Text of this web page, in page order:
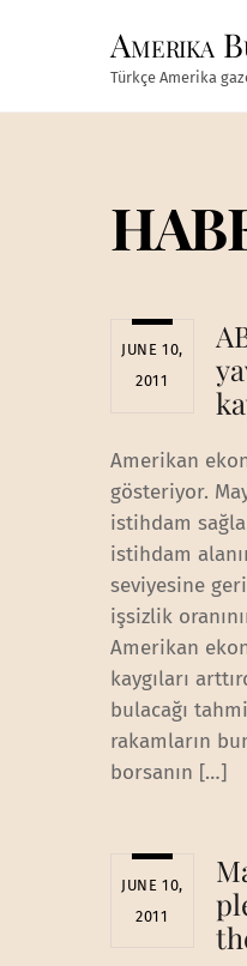
Amerika
Türkçe Amerika
JUNE 10,
2011
Amerikan
gösteriyor.
istihdam
istihdam
seviyesine
işsizlik
Amerikan
kaygıları
bulacağı
rakamların
borsanın […]
JUNE 10,
2011